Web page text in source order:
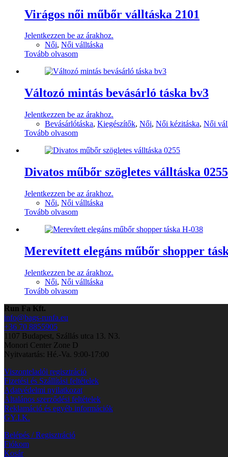
Virágos női műbőr válltáska 2101
Jelentkezzen be az árakhoz.
Női, Női válltáska
Tovább olvasom
Változó mintás bevásárló táska bv3
Jelentkezzen be az árakhoz.
Bevásárlótáska, Kiegészítők, Női, Női kézitáska, Női
Tovább olvasom
Divatos műbőr szögletes válltáska 0255
Jelentkezzen be az árakhoz.
Női, Női válltáska
Tovább olvasom
Merevített elegáns műbőr shopper
Jelentkezzen be az árakhoz.
Női, Női válltáska
Tovább olvasom
Run Fa Kft.
info@bags-runfa.eu
+36 70 8855905
1107 Budapest, Szállás utca 13. N3.
Monori Center Zone D
Nyitvatartás: Hé.-Va. 9:00-17:00
Viszonteladói regisztráció
Fizetési és Szállítási feltételek
Adatvédelmi nyilatkozat
Általános szerződési feltételek
Reklamáció és egyéb információk
GY.I.K.
Belépés / Regisztráció
Fiókom
Kosár